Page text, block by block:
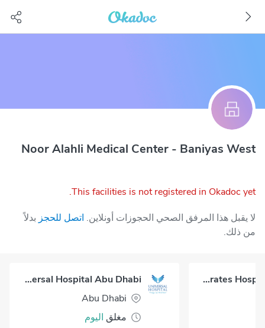
Noor Alahli Medical Center - Baniyas West
This facilities is not registered in Okadoc yet.
لا يقبل هذا المرفق الصحي الحجوزات أونلاين. اتصل للحجز بدلاً
من ذلك.
Universal Hospital Abu Dhabi
Abu Dhabi
مغلق اليوم
SEHA Emirates Hospital Abu Dhabi